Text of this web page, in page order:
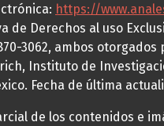
https://
de Derechos al uso
3062, ambos
Instituto de
Fecha de última
de los contenidos e